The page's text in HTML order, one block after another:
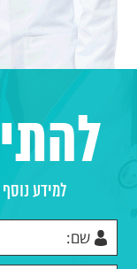
למידע